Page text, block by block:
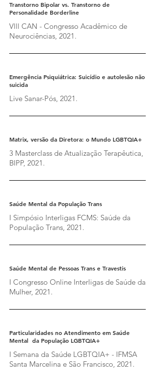
Transtorno Bipolar vs. Transtorno de
Personalidade Borderline
Vlll CAN - Congresso Acadêmico de
Neurociências, 2021.
Emergência Psiquiátrica: Suicídio e autolesão não
suicida
Live Sanar-Pós, 2021.
Matrix, versão da Diretora: o Mundo LGBTQIA+
3 Masterclass de Atualização Terapêutica,
BIPP, 2021.
Saúde Mental da População Trans
I Simpósio Interligas FCMS: Saúde da
População Trans, 2021.
Saúde Mental de Pessoas Trans e Travestis
I Congresso Online Interligas de Saúde da
Mulher, 2021.
Particularidades no Atendimento em Saúde
Mental da População LGBTQIA+
I Semana da Saúde LGBTQIA+ - IFMSA
Santa Marcelina e São Francisco, 2021.